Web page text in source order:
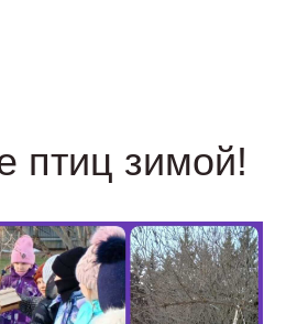
птиц зимой!